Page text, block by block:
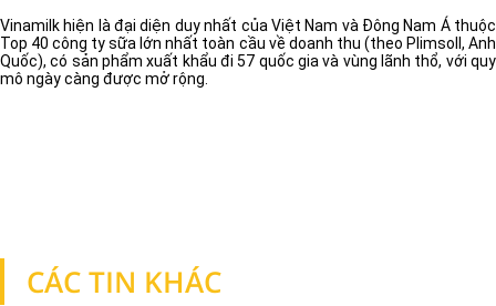
Vinamilk hiện là đại diện duy nhất của Việt Nam và Đông Nam Á thuộc
Top 40 công ty sữa lớn nhất toàn cầu về doanh thu (theo Plimsoll, Anh
Quốc), có sản phẩm xuất khẩu đi 57 quốc gia và vùng lãnh thổ, với quy
mô ngày càng được mở rộng.
CÁC TIN KHÁC